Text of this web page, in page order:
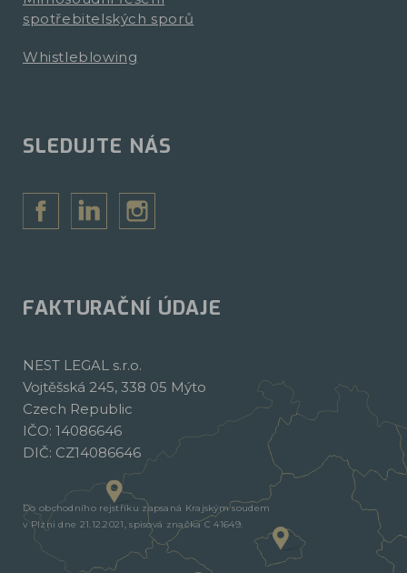
spotřebitelských sporů
Whistleblowing
SLEDUJTE NÁS
FAKTURAČNÍ ÚDAJE
NEST LEGAL s.r.o.
Vojtěšská 245, 338 05 Mýto
Czech Republic
IČO: 14086646
DIČ: CZ14086646
Do obchodního rejstříku zapsaná Krajským soudem
v Plzni dne 21.12.2021, spisová značka C 41649.